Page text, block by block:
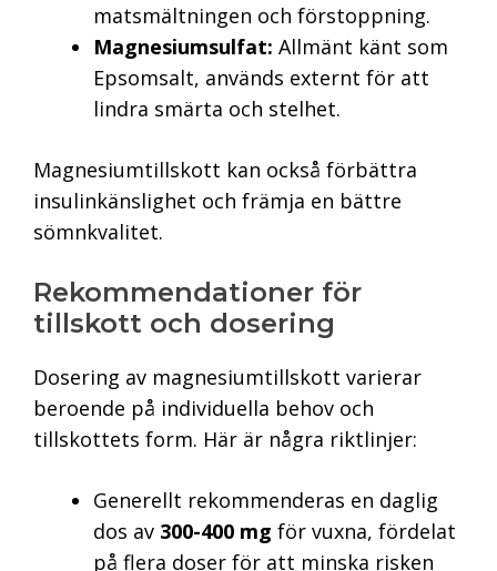
matsmältningen och förstoppning.
Magnesiumsulfat: Allmänt känt som
Epsomsalt, används externt för att
lindra smärta och stelhet.
Magnesiumtillskott kan också förbättra
insulinkänslighet och främja en bättre
sömnkvalitet.
Rekommendationer för
tillskott och dosering
Dosering av magnesiumtillskott varierar
beroende på individuella behov och
tillskottets form. Här är några riktlinjer:
Generellt rekommenderas en daglig
dos av 300-400 mg för vuxna, fördelat
på flera doser för att minska risken